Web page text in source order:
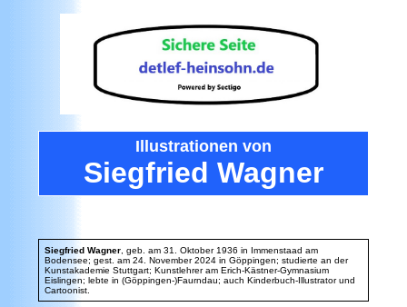
Illustrationen von
Siegfried Wagner
Siegfried Wagner , geb. am 31. Oktober 1936 in Immenstaad am
Bodensee; gest. am 24. November 2024 in Göppingen; studierte an der
Kunstakademie Stuttgart; Kunstlehrer am Erich-Kästner-Gymnasium
Eislingen; lebte in (Göppingen-)Faurndau; auch Kinderbuch-Illustrator und
Cartoonist.